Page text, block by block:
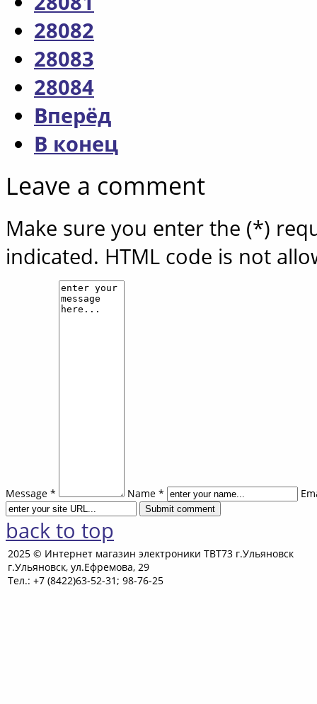
28082
28083
28084
Вперёд
В конец
Leave a comment
Make sure you enter the (*)
indicated. HTML code is not
Message * Name *
back to top
2025 © Интернет магазин электроники ТВТ73 г.Ульяновск
г.Ульяновск, ул.Ефремова, 29
Тел.: +7 (8422)63-52-31; 98-76-25